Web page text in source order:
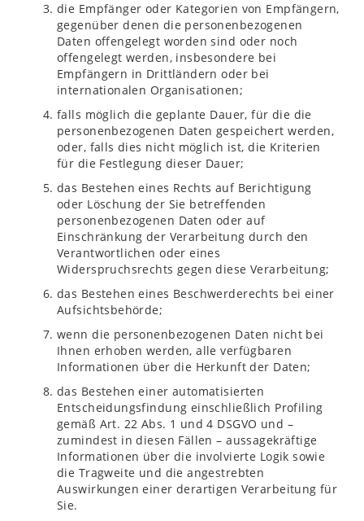
die Empfänger oder Kategorien von Empfängern,
gegenüber denen die personenbezogenen
Daten offengelegt worden sind oder noch
offengelegt werden, insbesondere bei
Empfängern in Drittländern oder bei
internationalen Organisationen;
falls möglich die geplante Dauer, für die die
personenbezogenen Daten gespeichert werden,
oder, falls dies nicht möglich ist, die Kriterien
für die Festlegung dieser Dauer;
das Bestehen eines Rechts auf Berichtigung
oder Löschung der Sie betreffenden
personenbezogenen Daten oder auf
Einschränkung der Verarbeitung durch den
Verantwortlichen oder eines
Widerspruchsrechts gegen diese Verarbeitung;
das Bestehen eines Beschwerderechts bei einer
Aufsichtsbehörde;
wenn die personenbezogenen Daten nicht bei
Ihnen erhoben werden, alle verfügbaren
Informationen über die Herkunft der Daten;
das Bestehen einer automatisierten
Entscheidungsfindung einschließlich Profiling
gemäß Art. 22 Abs. 1 und 4 DSGVO und –
zumindest in diesen Fällen – aussagekräftige
Informationen über die involvierte Logik sowie
die Tragweite und die angestrebten
Auswirkungen einer derartigen Verarbeitung für
Sie.